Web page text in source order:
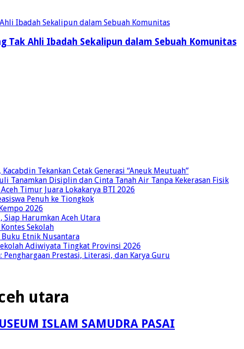
Tak Ahli Ibadah Sekalipun dalam Sebuah Komunitas
Tekankan Cetak Generasi “Aneuk Meutuah”
Tanamkan Disiplin dan Cinta Tanah Air Tanpa Kekerasan Fisik
Timur Juara Lokakarya BTI 2026
Penuh ke Tiongkok
2026
Siap Harumkan Aceh Utara
Sekolah
Etnik Nusantara
Adiwiyata Tingkat Provinsi 2026
Prestasi, Literasi, dan Karya Guru
utara
ISLAM SAMUDRA PASAI